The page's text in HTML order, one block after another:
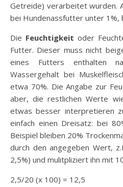
Getreide) verarbeitet wurden.
bei Hundenassfutter unter 1%,
Die Feuchtigkeit oder
Futter. Dieser muss nicht
eines Futters enthalten
Wassergehalt bei
etwa 70%. Die Angabe zur
aber, die restlichen Werte
etwas besser interpretieren
einfach einen Dreisatz: bei
Beispiel bleiben 20%
durch den angegeben Wert,
2,5%) und mulitpliziert ihn mit
2,5/20 (x 100) = 12,5